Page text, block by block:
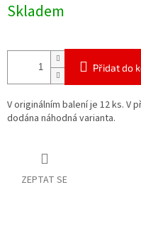
cena:
Skladem
Přidat do
V originálním balení je 12 ks. V
dodána náhodná varianta.
ZEPTAT SE